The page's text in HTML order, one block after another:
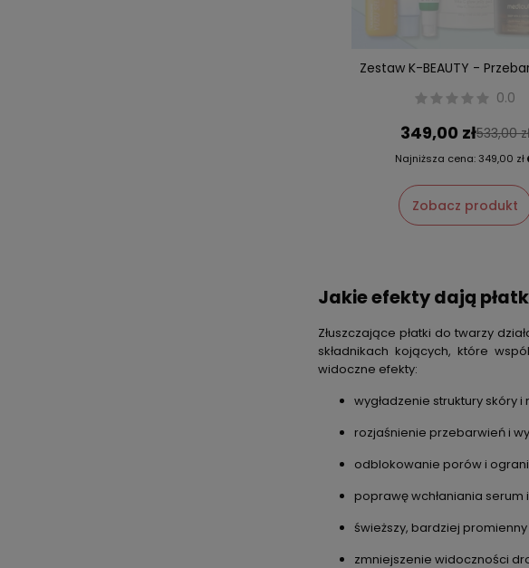
Zestaw K-BEAUTY -
0.0
349,00 zł533,00
Najniższa cena: 349,00 zł
Zobacz produkt
Jakie efekty dają
Złuszczające płatki do twarzy
składnikach kojących, które
widoczne efekty:
wygładzenie struktury skóry
rozjaśnienie przebarwień i
odblokowanie porów i
poprawę wchłaniania serum
świeższy, bardziej
zmniejszenie widoczności